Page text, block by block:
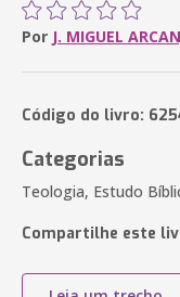
Por J. MIGUEL
Código do livro:
Categorias
Teologia, Estudo
Compartilhe este